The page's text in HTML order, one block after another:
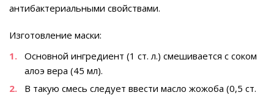
антибактериальными свойствами.
Изготовление маски:
Основной ингредиент (1 ст. л.) смешивается с соком
алоэ вера (45 мл).
В такую смесь следует ввести масло жожоба (0,5 ст.